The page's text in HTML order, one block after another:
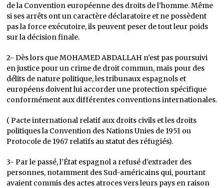
de la Convention européenne des droits de l’homme. Même
si ses arrêts ont un caractère déclaratoire et ne possèdent
pas la force exécutoire, ils peuvent peser de tout leur poids
sur la décision finale.
2- Dès lors que MOHAMED ABDALLAH n’est pas poursuivi
en justice pour un crime de droit commun, mais pour des
délits de nature politique, les tribunaux espagnols et
européens doivent lui accorder une protection spécifique
conformément aux différentes conventions internationales.
( Pacte international relatif aux droits civils et les droits
politiques la Convention des Nations Unies de 1951 ou
Protocole de 1967 relatifs au statut des réfugiés).
3- Par le passé, l’État espagnol a refusé d’extrader des
personnes, notamment des Sud-américains qui, pourtant
avaient commis des actes atroces vers leurs pays en raison